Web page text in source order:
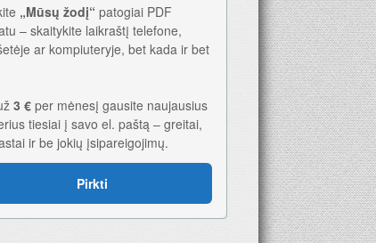
iems metams. Geriausia dovana – laikraštis!
„Mūsų žodį“ patogiai PDF
– skaitykite laikraštį telefone,
ar kompiuteryje, bet kada ir bet
3 € per mėnesį gausite naujausius
tiesiai į savo el. paštą – greitai,
ir be jokių įsipareigojimų.
Pirkti